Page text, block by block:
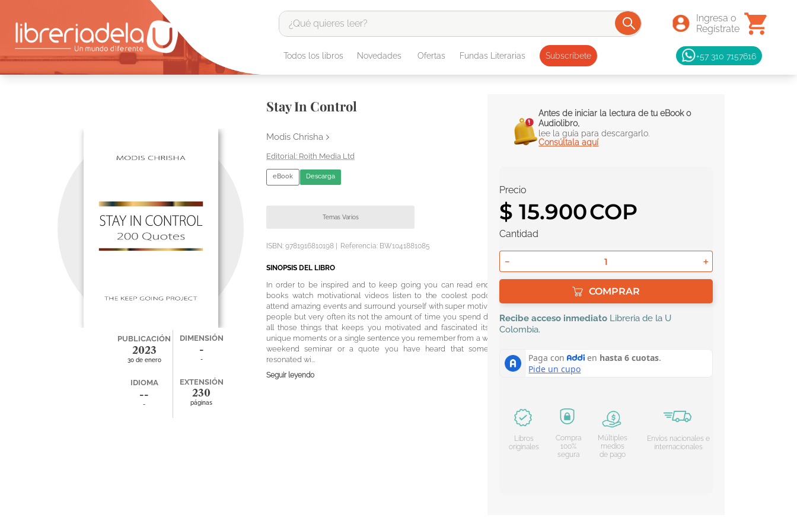
¿Qué quieres leer?
Todos los libros Novedades Ofertas Fundas Literarias Subscríbete +57 310 7157616
PUBLICACIÓN
2023
30 de enero
DIMENSIÓN
-
-
IDIOMA
--
-
EXTENSIÓN
230
páginas
Stay In Control
Modis Chrisha
Roith Media Ltd
eBook Descarga
Temas Varios
ISBN: 9781916810198 Referencia: BW1041881085
SINOPSIS DEL LIBRO
In order to be inspired and to keep going you can read endless
books watch motivational videos listen to the coolest podcasts
attend amazing events and surround yourself with super motivated
people but very often its not the amount of time you spend doing
all those things that keeps you motivated and fascinated its the
unique moments or a single sentence you remember from a whole
weekend seminar or a quote you have heard that somehow
resonated wi...
Seguir leyendo
Antes de iniciar la lectura de tu eBook o
Audiolibro,
lee la guía para descargarlo.
Consúltala aquí
Precio
$ 15.900
Cantidad
＋
－
COMPRAR
Recibe acceso inmediato Libreria de la U
Colombia.
Libros
originales
Compra
100%
segura
Múltiples
medios
de pago
Envíos nacionales e
internacionales
TÉRMINOS MÁS BUSCADOS
3.
harry potter
4 .
iliada
5.
edición especial
6
divina comedia